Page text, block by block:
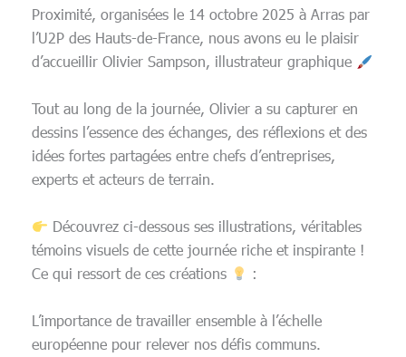
Proximité, organisées le 14 octobre 2025 à Arras par
l’U2P des Hauts-de-France, nous avons eu le plaisir
d’accueillir Olivier Sampson, illustrateur graphique
Tout au long de la journée, Olivier a su capturer en
dessins l’essence des échanges, des réflexions et des
idées fortes partagées entre chefs d’entreprises,
experts et acteurs de terrain.
Découvrez ci-dessous ses illustrations, véritables
témoins visuels de cette journée riche et inspirante !
Ce qui ressort de ces créations
:
L’importance de travailler ensemble à l’échelle
européenne pour relever nos défis communs.